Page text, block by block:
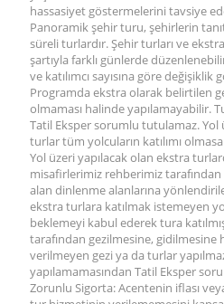
hassasiyet göstermelerini tavsiye
Panoramik şehir turu, şehirlerin
süreli turlardır. Şehir turları ve
şartıyla farklı günlerde
ve katılımcı sayısına göre değişiklik
Programda ekstra olarak belirtilen
olmaması halinde yapılamayabilir.
Tatil Eksper sorumlu tutulamaz. Yol
turlar tüm yolcuların katılımı
Yol üzeri yapılacak olan ekstra
misafirlerimiz rehberimiz
alan dinlenme alanlarına
ekstra turlara katılmak istemeyen
beklemeyi kabul ederek tura
tarafından gezilmesine, gidilmesine
verilmeyen gezi ya da turlar
yapılamamasından Tatil Eksper
Zorunlu Sigorta: Acentenin iflası